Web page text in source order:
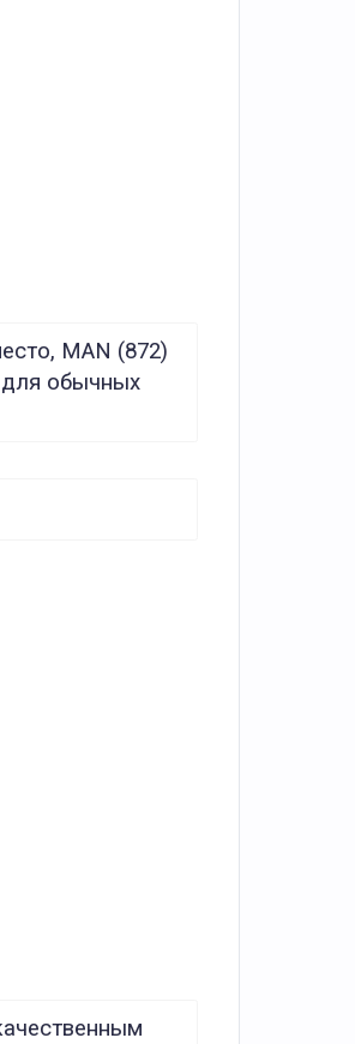
MAN (872)
для обычных